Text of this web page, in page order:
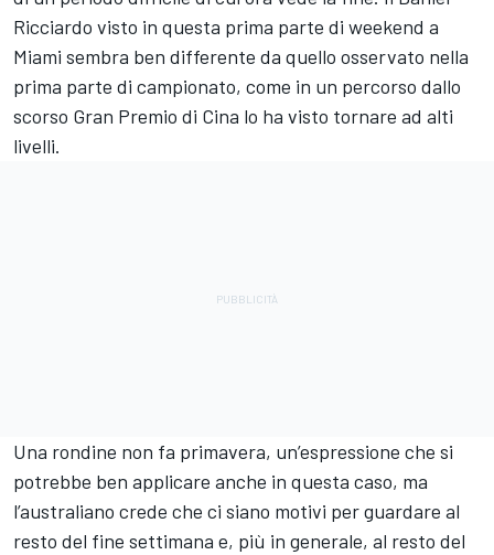
Ricciardo visto in questa prima parte di weekend a
Miami sembra ben differente da quello osservato nella
prima parte di campionato, come in un percorso dallo
scorso Gran Premio di Cina lo ha visto tornare ad alti
livelli.
Una rondine non fa primavera, un’espressione che si
potrebbe ben applicare anche in questa caso, ma
l’australiano crede che ci siano motivi per guardare al
resto del fine settimana e, più in generale, al resto del